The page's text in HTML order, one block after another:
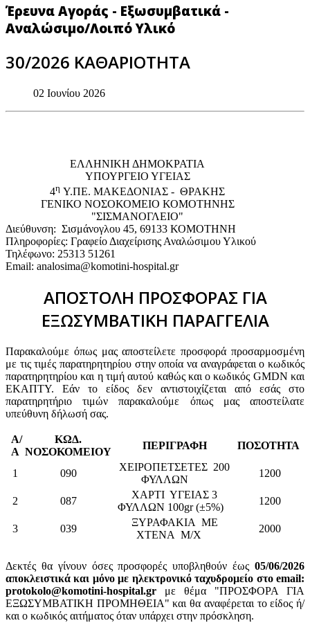
Έρευνα Αγοράς - Εξωσυμβατικά -
Αναλώσιμο/Λοιπό Υλικό
30/2026 ΚΑΘΑΡΙΟΤΗΤΑ
02 Ιουνίου 2026
EΛΛΗΝΙΚΗ ΔΗΜΟΚΡΑΤΙΑ
ΥΠΟΥΡΓΕΙΟ ΥΓΕΙΑΣ
4η Υ.ΠΕ. ΜΑΚΕΔΟΝΙΑΣ - ΘΡΑΚΗΣ
ΓΕΝΙΚΟ NΟΣΟΚΟΜΕΙΟ ΚΟΜΟΤΗΝΗΣ
"ΣΙΣΜΑΝΟΓΛΕΙΟ"
Διεύθυνση: Σισμάνογλου 45, 69133 ΚΟΜΟΤΗΝΗ
Πληροφορίες: Γραφείο Διαχείρισης Αναλώσιμου Υλικού
Τηλέφωνο: 25313 51261
Email: analosima@komotini-hospital.gr
ΑΠΟΣΤΟΛΗ ΠΡΟΣΦΟΡΑΣ ΓΙΑ
ΕΞΩΣΥΜΒΑΤΙΚΗ ΠΑΡΑΓΓΕΛΙΑ
Παρακαλούμε όπως μας αποστείλετε προσφορά προσαρμοσμένη
με τις τιμές παρατηρητηρίου στην οποία να αναγράφεται ο κωδικός
παρατηρητηρίου και η τιμή αυτού καθώς και ο κωδικός GMDN και
ΕΚΑΠΤΥ. Εάν το είδος δεν αντιστοιχίζεται από εσάς στο
παρατηρητήριο τιμών παρακαλούμε όπως μας αποστείλατε
υπεύθυνη δήλωσή σας.
Α/
Α
ΚΩΔ.
ΝΟΣΟΚΟΜΕΙΟΥ
ΠΕΡΙΓΡΑΦΗ ΠΟΣΟΤΗΤΑ
1 090
ΧΕΙΡΟΠΕΤΣΕΤΕΣ 200
ΦΥΛΛΩΝ
1200
2 087
ΧΑΡΤΙ ΥΓΕΙΑΣ 3
ΦΥΛΛΩΝ 100gr (±5%)
1200
3 039
ΞΥΡΑΦΑΚΙΑ ΜΕ
ΧΤΕΝΑ Μ/Χ
2000
Δεκτές θα γίνουν όσες προσφορές υποβληθούν έως 05/06/2026
αποκλειστικά και μόνο με ηλεκτρονικό ταχυδρομείο στο email:
protokolo@komotini-hospital.gr με θέμα "ΠΡΟΣΦΟΡΑ ΓΙΑ
ΕΞΩΣΥΜΒΑΤΙΚΗ ΠΡΟΜΗΘΕΙΑ" και θα αναφέρεται το είδος ή/
και ο κωδικός αιτήματος όταν υπάρχει στην πρόσκληση.